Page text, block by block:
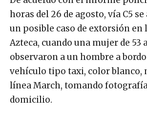
De acuerdo con el informe
horas del 26 de agosto, vía C5
un posible caso de extorsión en
Azteca, cuando una mujer de 53
observaron a un hombre a
vehículo tipo taxi, color blanco,
línea March, tomando
domicilio.